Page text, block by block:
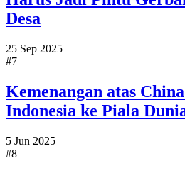
Desa
25 Sep 2025
#7
Kemenangan atas
Indonesia ke Piala
5 Jun 2025
#8